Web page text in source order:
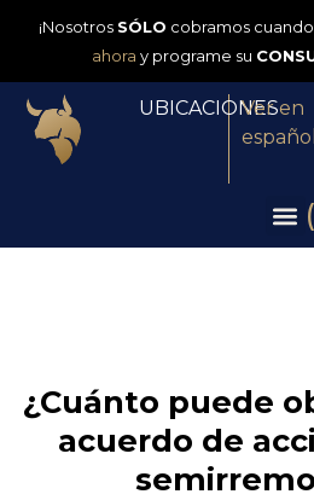
¡Nosotros SÓLO cobramos cuando
ahora y programe su
UBICACIONES
Ver en
español
¿Cuánto puede
acuerdo de